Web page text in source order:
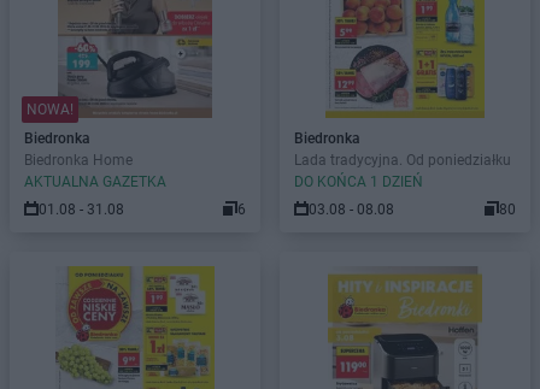
NOWA!
Biedronka
Biedronka Home
AKTUALNA GAZETKA
01.08 - 31.08
6
Biedronka
Lada tradycyjna. Od poniedziałku
DO KOŃCA 1 DZIEŃ
03.08 - 08.08
80